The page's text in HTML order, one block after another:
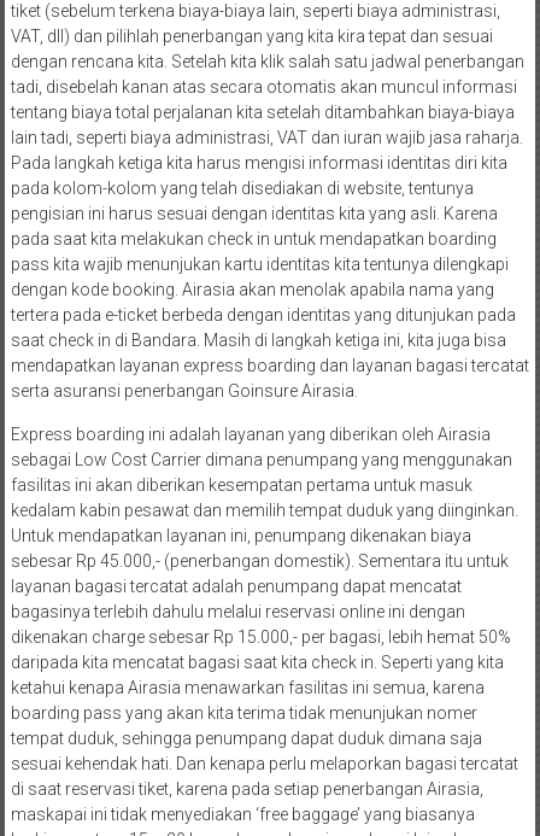
tiket (sebelum terkena biaya-biaya lain, seperti biaya administrasi,
VAT, dll) dan pilihlah penerbangan yang kita kira tepat dan sesuai
dengan rencana kita. Setelah kita klik salah satu jadwal penerbangan
tadi, disebelah kanan atas secara otomatis akan muncul informasi
tentang biaya total perjalanan kita setelah ditambahkan biaya-biaya
lain tadi, seperti biaya administrasi, VAT dan iuran wajib jasa raharja.
Pada langkah ketiga kita harus mengisi informasi identitas diri kita
pada kolom-kolom yang telah disediakan di website, tentunya
pengisian ini harus sesuai dengan identitas kita yang asli. Karena
pada saat kita melakukan check in untuk mendapatkan boarding
pass kita wajib menunjukan kartu identitas kita tentunya dilengkapi
dengan kode booking. Airasia akan menolak apabila nama yang
tertera pada e-ticket berbeda dengan identitas yang ditunjukan pada
saat check in di Bandara. Masih di langkah ketiga ini, kita juga bisa
mendapatkan layanan express boarding dan layanan bagasi tercatat
serta asuransi penerbangan Goinsure Airasia.
Express boarding ini adalah layanan yang diberikan oleh Airasia
sebagai Low Cost Carrier dimana penumpang yang menggunakan
fasilitas ini akan diberikan kesempatan pertama untuk masuk
kedalam kabin pesawat dan memilih tempat duduk yang diinginkan.
Untuk mendapatkan layanan ini, penumpang dikenakan biaya
sebesar Rp 45.000,- (penerbangan domestik). Sementara itu untuk
layanan bagasi tercatat adalah penumpang dapat mencatat
bagasinya terlebih dahulu melalui reservasi online ini dengan
dikenakan charge sebesar Rp 15.000,- per bagasi, lebih hemat 50%
daripada kita mencatat bagasi saat kita check in. Seperti yang kita
ketahui kenapa Airasia menawarkan fasilitas ini semua, karena
boarding pass yang akan kita terima tidak menunjukan nomer
tempat duduk, sehingga penumpang dapat duduk dimana saja
sesuai kehendak hati. Dan kenapa perlu melaporkan bagasi tercatat
di saat reservasi tiket, karena pada setiap penerbangan Airasia,
maskapai ini tidak menyediakan ‘free baggage’ yang biasanya